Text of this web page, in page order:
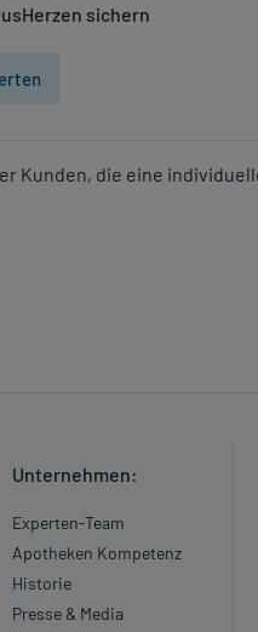
sichern
Kunden, die eine
Unternehmen:
Experten-Team
Apotheken Kompetenz
Historie
Presse & Media